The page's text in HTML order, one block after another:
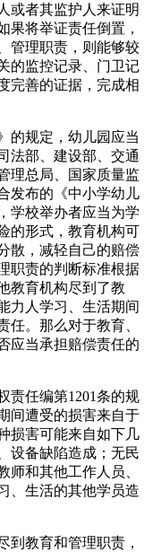
或者其监护人来证明
果将举证责任倒置，
管理职责，则能够较
的监控记录、门卫记
完善的证据，完成相
的规定，幼儿园应当
法部、建设部、交通
理总局、国家质量监
发布的《中小学幼儿
学校举办者应当为学
的形式，教育机构可
散，减轻自己的赔偿
职责的判断标准根据
教育机构尽到了教
力人学习、生活期间
任。那么对于教育、
应当承担赔偿责任的
责任编第1201条的规
间遭受的损害来自于
损害可能来自如下几
设备缺陷造成；无民
师和其他工作人员、
、生活的其他学员造
到教育和管理职责，